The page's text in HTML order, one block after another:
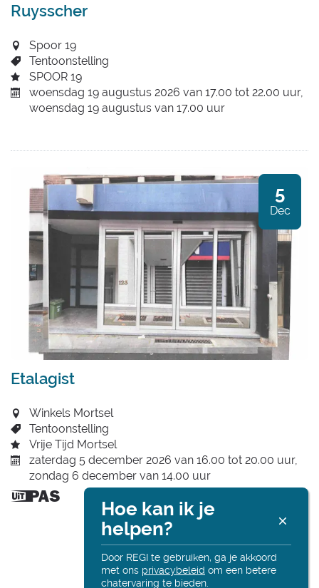
Ruysscher
Spoor 19
Tentoonstelling
SPOOR 19
woensdag 19 augustus 2026 van 17.00 tot 22.00 uur
woensdag 19 augustus van 17.00 uur
5
Dec
Etalagist
Winkels Mortsel
Tentoonstelling
Vrije Tijd Mortsel
zaterdag 5 december 2026 van 16.00 tot 20.00 uur
zondag 6 december van 14.00 uur
Dit is
Hoe kan ik je
helpen?
Door REGI te gebruiken, ga je akkoord
met ons privacybeleid om een betere
chatervaring te bieden.